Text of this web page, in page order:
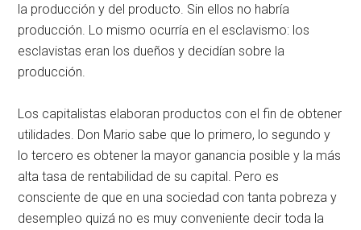
la producción y del producto. Sin ellos no habría
producción. Lo mismo ocurría en el esclavismo: los
esclavistas eran los dueños y decidían sobre la
producción.
Los capitalistas elaboran productos con el fin de obtener
utilidades. Don Mario sabe que lo primero, lo segundo y
lo tercero es obtener la mayor ganancia posible y la más
alta tasa de rentabilidad de su capital. Pero es
consciente de que en una sociedad con tanta pobreza y
desempleo quizá no es muy conveniente decir toda la